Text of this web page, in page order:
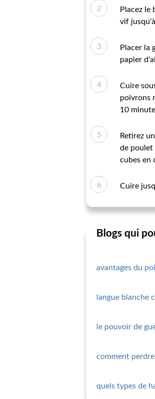
Placez le
vif
Placer la
papier
Cuire
poivrons
10
Retirez
de poulet
cubes en
Cuire
Blogs qui
avantages du
langue blanche
le pouvoir de
comment
quels types de